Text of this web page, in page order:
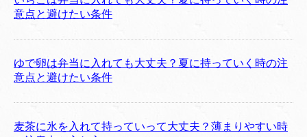
意点と避けたい条件
ゆで卵は弁当に入れても大丈夫？夏に持っていく時の注
意点と避けたい条件
麦茶に氷を入れて持っていって大丈夫？薄まりやすい時